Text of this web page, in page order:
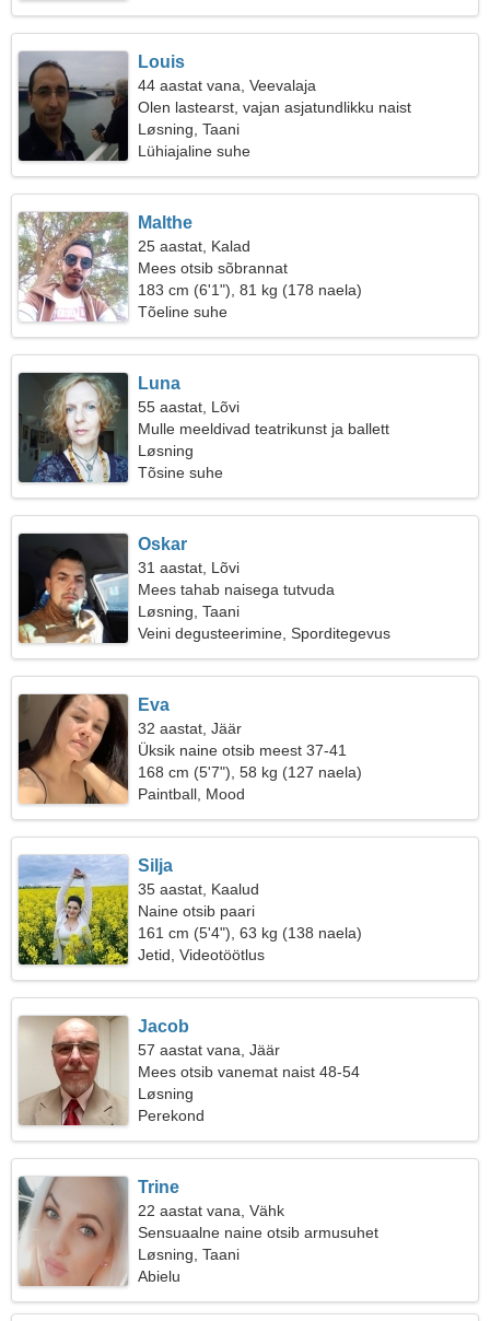
Louis
44 aastat vana, Veevalaja
Olen lastearst, vajan asjatundlikku naist
Løsning, Taani
Lühiajaline suhe
Malthe
25 aastat, Kalad
Mees otsib sõbrannat
183 cm (6'1"), 81 kg (178 naela)
Tõeline suhe
Luna
55 aastat, Lõvi
Mulle meeldivad teatrikunst ja ballett
Løsning
Tõsine suhe
Oskar
31 aastat, Lõvi
Mees tahab naisega tutvuda
Løsning, Taani
Veini degusteerimine, Sporditegevus
Eva
32 aastat, Jäär
Üksik naine otsib meest 37-41
168 cm (5'7"), 58 kg (127 naela)
Paintball, Mood
Silja
35 aastat, Kaalud
Naine otsib paari
161 cm (5'4"), 63 kg (138 naela)
Jetid, Videotöötlus
Jacob
57 aastat vana, Jäär
Mees otsib vanemat naist 48-54
Løsning
Perekond
Trine
22 aastat vana, Vähk
Sensuaalne naine otsib armusuhet
Løsning, Taani
Abielu